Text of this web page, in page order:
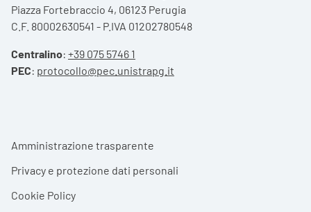
Piazza Fortebraccio 4, 06123 Perugia
C.F. 80002630541 - P.IVA 01202780548
Centralino: +39 075 5746 1
PEC: protocollo@pec.unistrapg.it
Footer menu
Amministrazione trasparente
Privacy e protezione dati personali
Cookie Policy